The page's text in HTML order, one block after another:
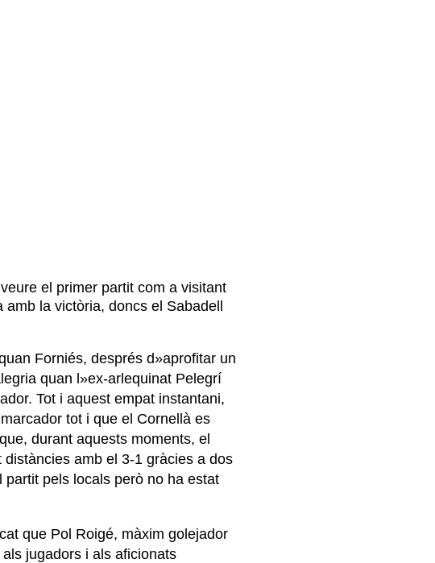
el primer partit com a visitant
la victòria, doncs el Sabadell
Forniés, després d»aprofitar un
quan l»ex-arlequinat Pelegrí
Tot i aquest empat instantani,
tot i que el Cornellà es
durant aquests moments, el
amb el 3-1 gràcies a dos
pels locals però no ha estat
que Pol Roigé, màxim golejador
jugadors i als aficionats